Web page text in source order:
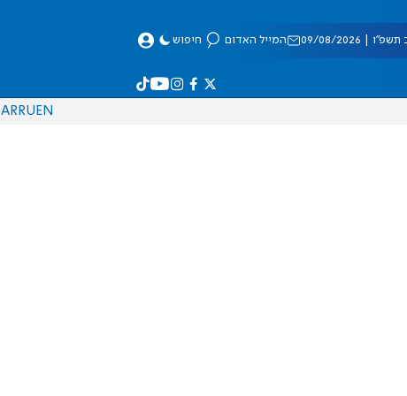
| 09/08/2026 המייל האדום חיפוש
EN
RU
AR